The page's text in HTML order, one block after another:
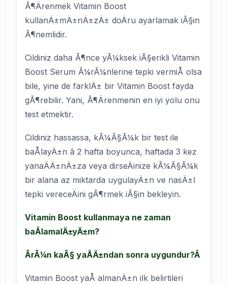
Ã¶Ärenmek Vitamin Boost
kullanÄ±mÄ±nÄ±zÄ± doÄru ayarlamak iÃ§in
Ã¶nemlidir.
Cildiniz daha Ã¶nce yÃ¼ksek iÃ§erikli Vitamin
Boost Serum Ã¼rÃ¼nlerine tepki vermiÅ olsa
bile, yine de farklÄ± bir Vitamin Boost fayda
gÃ¶rebilir. Yani, Ã¶Ärenmenin en iyi yolu onu
test etmektir.
Cildiniz hassassa, kÃ¼Ã§Ã¼k bir test ile
baÅlayÄ±n â 2 hafta boyunca, haftada 3 kez
yanaÄÄ±nÄ±za veya dirseÄinize kÃ¼Ã§Ã¼k
bir alana az miktarda uygulayÄ±n ve nasÄ±l
tepki vereceÄini gÃ¶rmek iÃ§in bekleyin.
Vitamin Boost kullanmaya ne zaman
baÅlamalÄ±yÄ±m?
ÃrÃ¼n kaÃ§ yaÅÄ±ndan sonra uygundur?Â
Vitamin Boost yaÅ almanÄ±n ilk belirtileri